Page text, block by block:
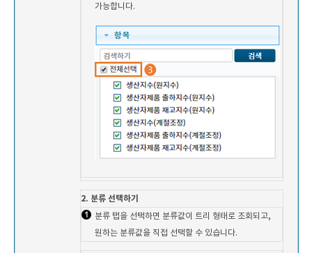
가능합니다.
2. 분류 선택하기
분류 탭을 선택하면 분류값이 트리 형태로 조회되고,
원하는 분류값을 직접 선택할 수 있습니다.